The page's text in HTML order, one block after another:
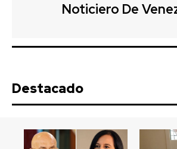
Noticiero De
Destacado